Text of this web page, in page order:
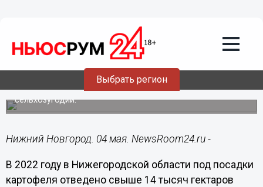
Выбрать регион
04.05.202223:06
Посадку картофеля и овощей начали
аграрии в Нижегородской области
Под картофель отведено свыше 14 тысяч гектаров
сельхозугодий.
Нижний Новгород. 04 мая. NewsRoom24.ru -
В 2022 году в Нижегородской области под посадки
картофеля отведено свыше 14 тысяч гектаров